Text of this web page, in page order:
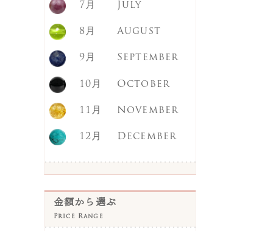
グリーンめのう
グレーオニキス
ケープアメジスト
7月 July
8月 August
9月 September
10月 October
11月 November
12月 December
金額から選ぶ
Price Range